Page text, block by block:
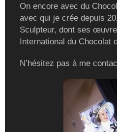
On encore avec du
avec qui je crée depuis
Sculpteur, dont ses
International du Chocolat
N’hésitez pas à me